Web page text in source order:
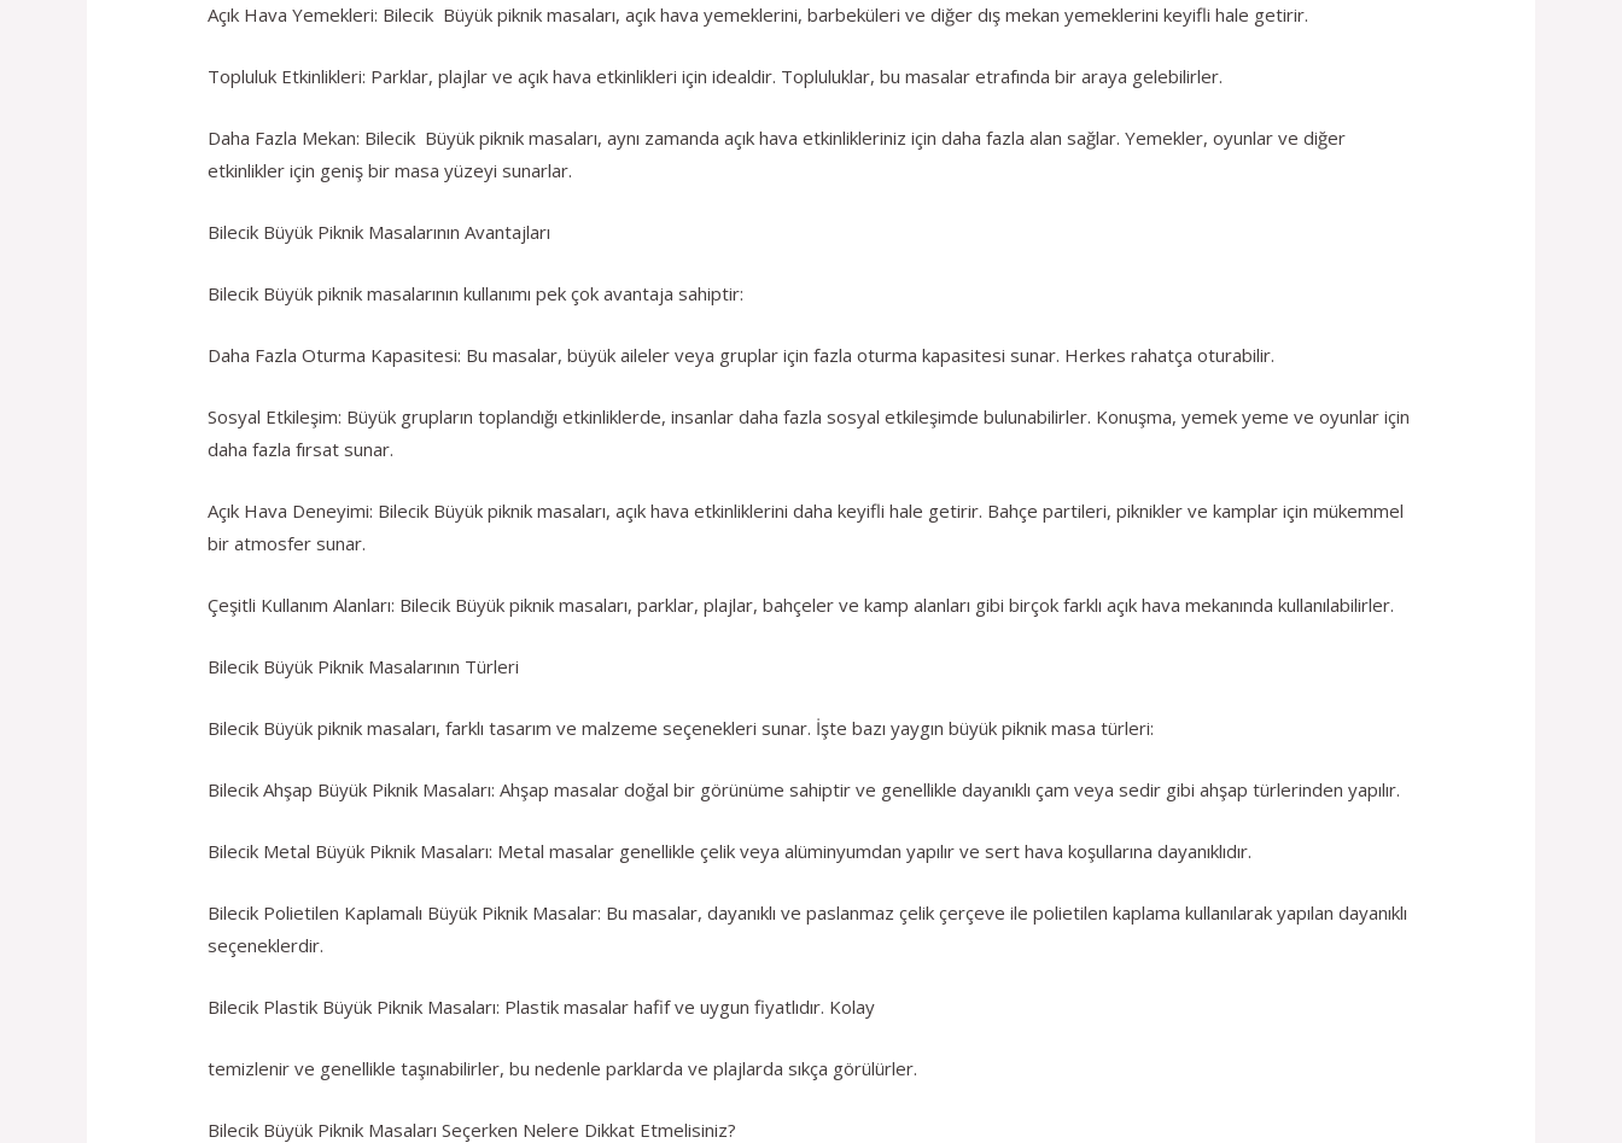
Açık Hava Yemekleri: Bilecik Büyük piknik masaları, açık hava yemeklerini, barbeküleri ve diğer dış mekan yemeklerini keyifli hale getirir.
Topluluk Etkinlikleri: Parklar, plajlar ve açık hava etkinlikleri için idealdir. Topluluklar, bu masalar etrafında bir araya gelebilirler.
Daha Fazla Mekan: Bilecik Büyük piknik masaları, aynı zamanda açık hava etkinlikleriniz için daha fazla alan sağlar. Yemekler, oyunlar ve diğer
etkinlikler için geniş bir masa yüzeyi sunarlar.
Bilecik Büyük Piknik Masalarının Avantajları
Bilecik Büyük piknik masalarının kullanımı pek çok avantaja sahiptir:
Daha Fazla Oturma Kapasitesi: Bu masalar, büyük aileler veya gruplar için fazla oturma kapasitesi sunar. Herkes rahatça oturabilir.
Sosyal Etkileşim: Büyük grupların toplandığı etkinliklerde, insanlar daha fazla sosyal etkileşimde bulunabilirler. Konuşma, yemek yeme ve oyunlar için
daha fazla fırsat sunar.
Açık Hava Deneyimi: Bilecik Büyük piknik masaları, açık hava etkinliklerini daha keyifli hale getirir. Bahçe partileri, piknikler ve kamplar için mükemmel
bir atmosfer sunar.
Çeşitli Kullanım Alanları: Bilecik Büyük piknik masaları, parklar, plajlar, bahçeler ve kamp alanları gibi birçok farklı açık hava mekanında kullanılabilirler.
Bilecik Büyük Piknik Masalarının Türleri
Bilecik Büyük piknik masaları, farklı tasarım ve malzeme seçenekleri sunar. İşte bazı yaygın büyük piknik masa türleri:
Bilecik Ahşap Büyük Piknik Masaları: Ahşap masalar doğal bir görünüme sahiptir ve genellikle dayanıklı çam veya sedir gibi ahşap türlerinden yapılır.
Bilecik Metal Büyük Piknik Masaları: Metal masalar genellikle çelik veya alüminyumdan yapılır ve sert hava koşullarına dayanıklıdır.
Bilecik Polietilen Kaplamalı Büyük Piknik Masalar: Bu masalar, dayanıklı ve paslanmaz çelik çerçeve ile polietilen kaplama kullanılarak yapılan dayanıklı
seçeneklerdir.
Bilecik Plastik Büyük Piknik Masaları: Plastik masalar hafif ve uygun fiyatlıdır. Kolay
temizlenir ve genellikle taşınabilirler, bu nedenle parklarda ve plajlarda sıkça görülürler.
Bilecik Büyük Piknik Masaları Seçerken Nelere Dikkat Etmelisiniz?